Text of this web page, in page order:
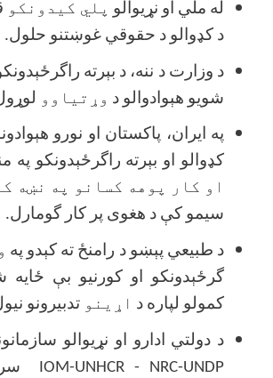
له ملي او نړيوالو پلي کيدونکو
د كډوالو د حقوقي غوښتنو حلول.
د وزارت د ننه، د بېرته
شويو هېوادوالو د وړتياوو
په ايران، پاكستان او نورو
كډوالو او بېرته راگرځېدونكو په
او کار پوهه کسانو په نښه
سيمو كې د هغوى پر كار گومارل.
د طبيعي پېښو د رامنځ ته كېدو په
گرځېدونكو او كورنيو بې ځايه
كمولو لپاره د اړينو تدبيرونو
د دولتي ادارو او نړيوالو
IOM-UNHCR - NRC-UNDP